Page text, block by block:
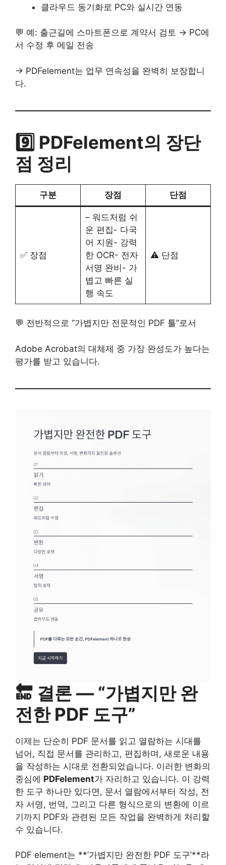
클라우드 동기화로 PC와 실시간 연동
💬 예: 출근길에 스마트폰으로 계약서 검토 → PC에
서 수정 후 메일 전송
→ PDFelement는 업무 연속성을 완벽히 보장합니
다.
9️⃣ PDFelement의 장단
점 정리
구분 장점 단점
✅ 장점
– 워드처럼 쉬
운 편집- 다국
어 지원- 강력
한 OCR- 전자
서명 완비- 가
볍고 빠른 실
행 속도
⚠️ 단점
💬 전반적으로 “가볍지만 전문적인 PDF 툴”로서
Adobe Acrobat의 대체제 중 가장 완성도가 높다는
평가를 받고 있습니다.
🔚 결론 — “가볍지만 완
전한 PDF 도구”
이제는 단순히 PDF 문서를 읽고 열람하는 시대를
넘어, 직접 문서를 관리하고, 편집하며, 새로운 내용
을 작성하는 시대로 전환되었습니다. 이러한 변화의
중심에 PDFelement가 자리하고 있습니다. 이 강력
한 도구 하나만 있다면, 문서 열람에서부터 작성, 전
자 서명, 번역, 그리고 다른 형식으로의 변환에 이르
기까지 PDF와 관련된 모든 작업을 완벽하게 처리할
수 있습니다.
PDF element는 **’가볍지만 완전한 PDF 도구’**라